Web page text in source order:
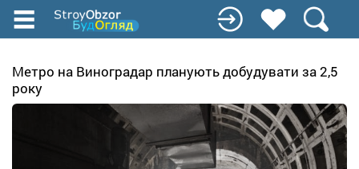
Перейти
до
вмісту
Метро на Виноградар планують добудувати за 2,5
року